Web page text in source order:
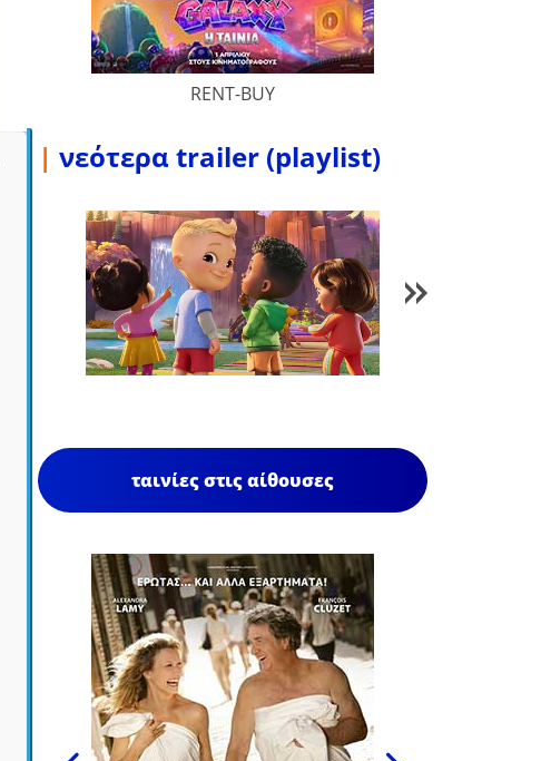
RENT-BUY
| νεότερα trailer (playlist)
1/85
ταινίες στις αίθουσες